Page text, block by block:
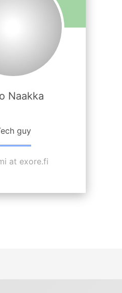
Naakka
guy
at exore.fi